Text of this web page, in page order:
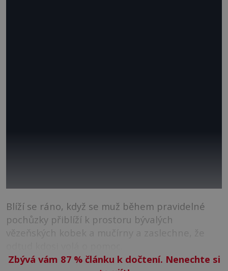
Blíží se ráno, když se muž během pravidelné
pochůzky přiblíží k prostoru bývalých
vězeňských kobek a mučírny a zaslechne, že
Zbývá vám 87 %článku k dočtení. Nenechte si